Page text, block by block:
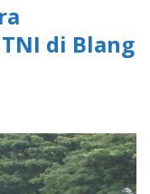
di Blang